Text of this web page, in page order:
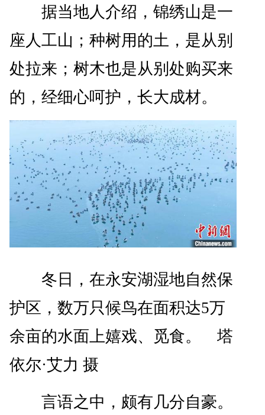
据当地人介绍，锦绣山是一
座人工山；种树用的土，是从别
处拉来；树木也是从别处购买来
的，经细心呵护，长大成材。
冬日，在永安湖湿地自然保
护区，数万只候鸟在面积达5万
余亩的水面上嬉戏、觅食。 塔
依尔·艾力 摄
言语之中，颇有几分自豪。